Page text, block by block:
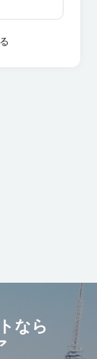
たい」
できる
直接向
か」と
らスタ
入社1年
績もあ
【魅
るの
豊かな
ただけ
が取り
給休暇
導入。
体制も
なら